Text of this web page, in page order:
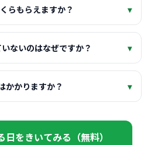
らもらえますか？ ▾
ないのはなぜですか？ ▾
かかりますか？ ▾
をきいてみる（無料）